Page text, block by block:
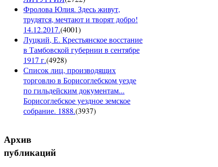
Фролова Юлия. Здесь живут,
трудятся, мечтают и творят добро!
14.12.2017.(4001)
Луцкий, Е. Крестьянское восстание
в Тамбовской губернии в сентябре
1917 г.(4928)
Список лиц, производящих
торговлю в Борисоглебском уезде
по гильдейским документам...
Борисоглебское уездное земское
собрание. 1888.(3937)
Архив
публикаций